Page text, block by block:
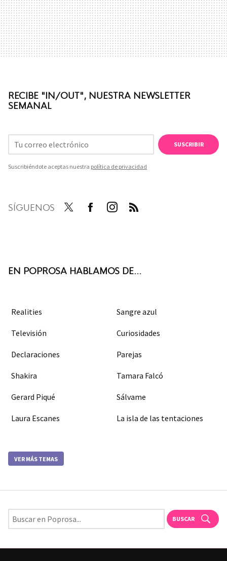
RECIBE "IN/OUT", NUESTRA NEWSLETTER
SEMANAL
SUSCRIBIR
Suscribiéndote aceptas nuestra política de privacidad
SÍGUENOS
EN POPROSA HABLAMOS DE...
Realities Sangre azul
Televisión Curiosidades
Declaraciones Parejas
Shakira Tamara Falcó
Gerard Piqué Sálvame
Laura Escanes La isla de las tentaciones
VER MÁS TEMAS
BUSCAR